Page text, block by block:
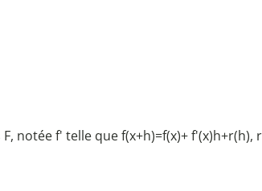
F, notée f' telle que f(x+h)=f(x)+ f'(x)h+r(h),